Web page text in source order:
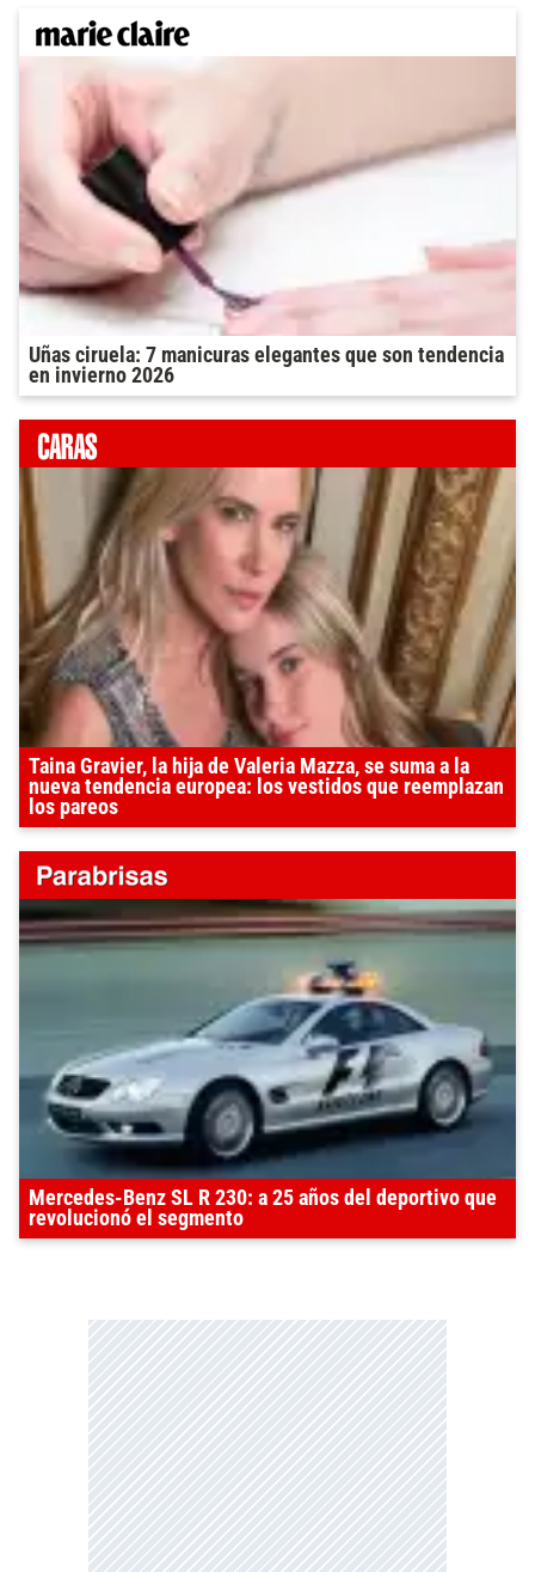
Uñas ciruela: 7 manicuras elegantes que son tendencia
en invierno 2026
Taina Gravier, la hija de Valeria Mazza, se suma a la
nueva tendencia europea: los vestidos que reemplazan
los pareos
Mercedes-Benz SL R 230: a 25 años del deportivo que
revolucionó el segmento